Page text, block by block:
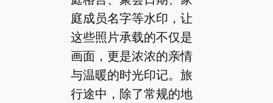
庭成员名字等水印，让
这些照片承载的不仅是
画面，更是浓浓的亲情
与温暖的时光印记。旅
行途中，除了常规的地